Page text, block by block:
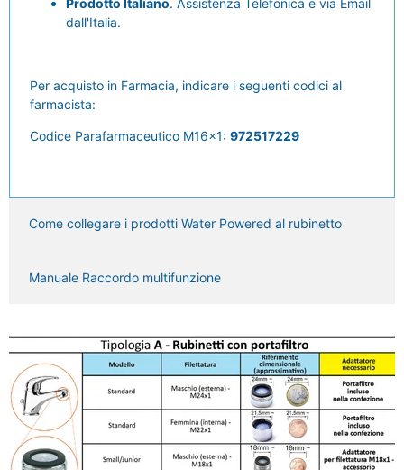
Prodotto Italiano. Assistenza Telefonica e via Email
dall'Italia.
Per acquisto in Farmacia, indicare i seguenti codici al
farmacista:
Codice Parafarmaceutico M16x1: 972517229
Come collegare i prodotti Water Powered al rubinetto
Manuale Raccordo multifunzione